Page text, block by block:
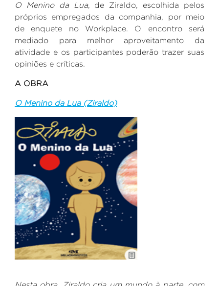
O Menino da Lua, de Ziraldo, escolhida pelos
próprios empregados da companhia, por meio
de enquete no Workplace. O encontro será
mediado para melhor aproveitamento da
atividade e os participantes poderão trazer suas
opiniões e críticas.
A OBRA
O Menino da Lua (Ziraldo)